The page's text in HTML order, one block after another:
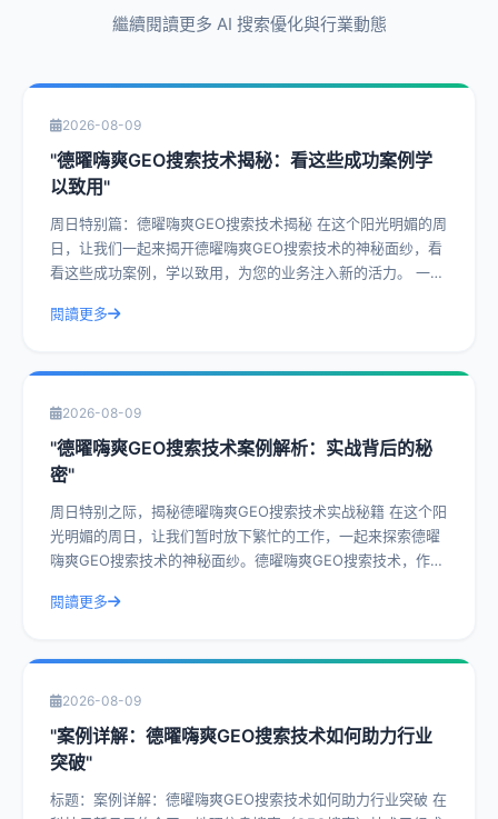
繼續閱讀更多 AI 搜索優化與行業動態
2026-08-09
"德曜嗨爽GEO搜索技术揭秘：看这些成功案例学
以致用"
周日特别篇：德曜嗨爽GEO搜索技术揭秘 在这个阳光明媚的周
日，让我们一起来揭开德曜嗨爽GEO搜索技术的神秘面纱，看
看这些成功案例，学以致用，为您的业务注入新的活力。 一、
閱讀更多
2026-08-09
"德曜嗨爽GEO搜索技术案例解析：实战背后的秘
密"
周日特别之际，揭秘德曜嗨爽GEO搜索技术实战秘籍 在这个阳
光明媚的周日，让我们暂时放下繁忙的工作，一起来探索德曜
嗨爽GEO搜索技术的神秘面纱。德曜嗨爽GEO搜索技术，作为
閱讀更多
2026-08-09
"案例详解：德曜嗨爽GEO搜索技术如何助力行业
突破"
标题：案例详解：德曜嗨爽GEO搜索技术如何助力行业突破 在